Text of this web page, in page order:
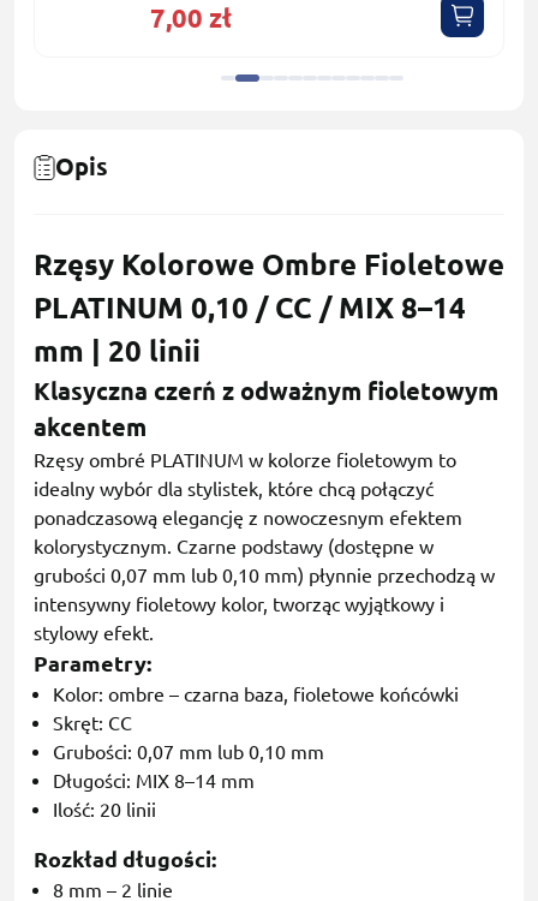
7,00 zł
Opis
Rzęsy Kolorowe Ombre Fioletowe
PLATINUM 0,10 / CC / MIX 8–14
mm | 20 linii
Klasyczna czerń z odważnym fioletowym
akcentem
Rzęsy ombré PLATINUM w kolorze fioletowym to
idealny wybór dla stylistek, które chcą połączyć
ponadczasową elegancję z nowoczesnym efektem
kolorystycznym. Czarne podstawy (dostępne w
grubości 0,07 mm lub 0,10 mm) płynnie przechodzą w
intensywny fioletowy kolor, tworząc wyjątkowy i
stylowy efekt.
Parametry:
Kolor: ombre – czarna baza, fioletowe końcówki
Skręt: CC
Grubości: 0,07 mm lub 0,10 mm
Długości: MIX 8–14 mm
Ilość: 20 linii
Rozkład długości:
8 mm – 2 linie